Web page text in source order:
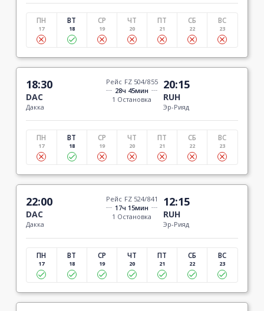
ПН
17
ВТ
18
СР
19
ЧТ
20
ПТ
21
СБ
22
ВС
23
18:30
DAC
Дакка
Рейс FZ 504/855
28ч 45мин
1 Остановка
20:15
RUH
Эр-Рияд
ПН
17
ВТ
18
СР
19
ЧТ
20
ПТ
21
СБ
22
ВС
23
22:00
DAC
Дакка
Рейс FZ 524/841
17ч 15мин
1 Остановка
12:15
RUH
Эр-Рияд
ПН
17
ВТ
18
СР
19
ЧТ
20
ПТ
21
СБ
22
ВС
23